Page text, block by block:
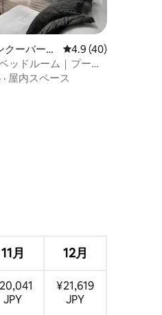
平均評価
ーバーの
ト
レビュー40件、5つ
4.9 (40)
ッドルーム｜プール
区
· 屋内スペース
11月 12月
JPY
¥21,619
JPY